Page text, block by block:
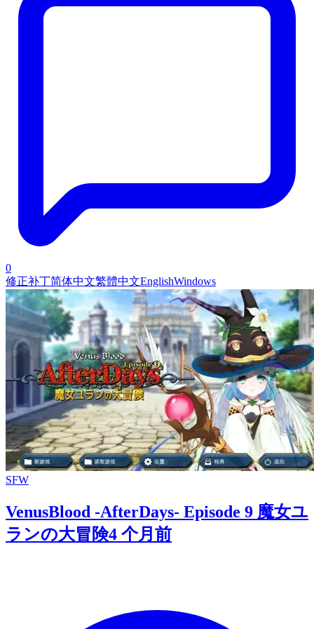
0
修正补丁简体中文繁體中文EnglishWindows
SFW
VenusBlood -AfterDays- Episode 9 魔女ユ
ランの大冒険4 个月前